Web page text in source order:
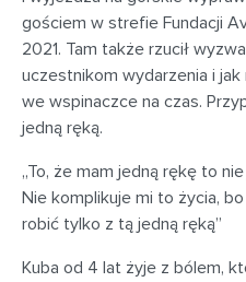
gościem w strefie Fundacji
2021. Tam także rzucił
uczestnikom wydarzenia i
we wspinaczce na czas.
jedną ręką.
„To, że mam jedną rękę to
Nie komplikuje mi to życia,
robić tylko z tą jedną ręką”
Kuba od 4 lat żyje z bólem,